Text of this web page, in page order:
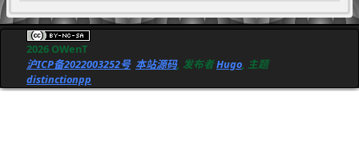
2026 OWenT
沪ICP备2022003252号 本站源码, 发布者Hugo , 主题
distinctionpp